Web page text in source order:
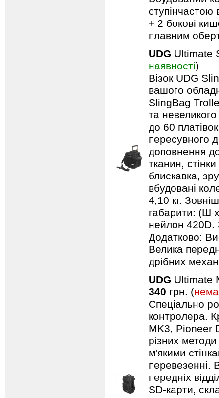
+ 2 бокові
плавним
UDG Ultimate
наявності)
Візок UDG
вашого
SlingBag
та
до 60
пересувного
доповнення
тканин,
блискавка,
вбудовані
4,10 кг.
габарити: (Ш
нейлон 420D.
Додатково:
Велика
дрібних
UDG Ultimate
340 грн. (
Спеціально
контролера.
MK3, Pioneer
різних
м'якими
перевезенні.
передніх
SD-карти,